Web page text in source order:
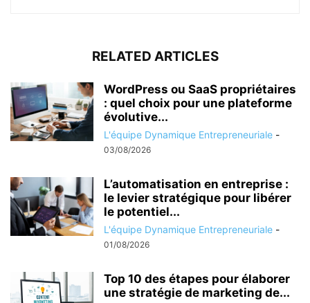
RELATED ARTICLES
WordPress ou SaaS propriétaires
: quel choix pour une plateforme
évolutive...
L'équipe Dynamique Entrepreneuriale -
03/08/2026
L’automatisation en entreprise :
le levier stratégique pour libérer
le potentiel...
L'équipe Dynamique Entrepreneuriale -
01/08/2026
Top 10 des étapes pour élaborer
une stratégie de marketing de...